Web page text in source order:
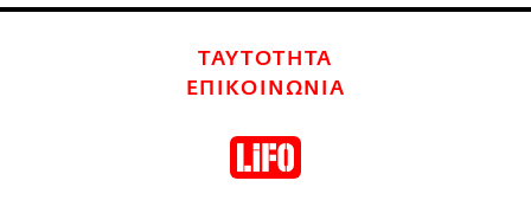
ΤΑΥΤΟΤΗΤΑ
ΕΠΙΚΟΙΝΩΝΙΑ